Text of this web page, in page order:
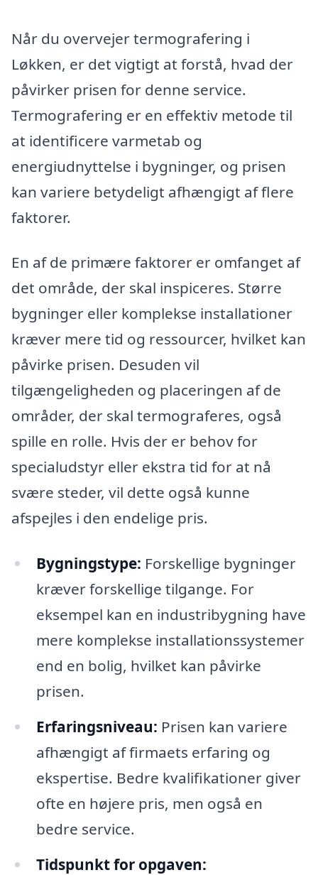
Når du overvejer termografering i
Løkken, er det vigtigt at forstå, hvad der
påvirker prisen for denne service.
Termografering er en effektiv metode til
at identificere varmetab og
energiudnyttelse i bygninger, og prisen
kan variere betydeligt afhængigt af flere
faktorer.
En af de primære faktorer er omfanget af
det område, der skal inspiceres. Større
bygninger eller komplekse installationer
kræver mere tid og ressourcer, hvilket kan
påvirke prisen. Desuden vil
tilgængeligheden og placeringen af de
områder, der skal termograferes, også
spille en rolle. Hvis der er behov for
specialudstyr eller ekstra tid for at nå
svære steder, vil dette også kunne
afspejles i den endelige pris.
Bygningstype: Forskellige bygninger
kræver forskellige tilgange. For
eksempel kan en industribygning have
mere komplekse installationssystemer
end en bolig, hvilket kan påvirke
prisen.
Erfaringsniveau: Prisen kan variere
afhængigt af firmaets erfaring og
ekspertise. Bedre kvalifikationer giver
ofte en højere pris, men også en
bedre service.
Tidspunkt for opgaven: